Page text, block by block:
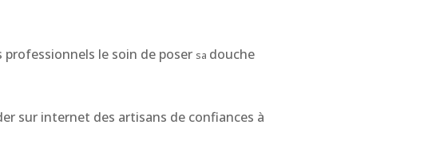
le soin de poser sa douche
sur internet des artisans de confiances à